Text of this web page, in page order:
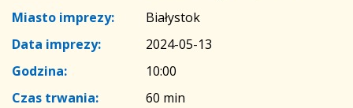
Miasto imprezy:
Białystok
Data imprezy:
2024-05-13
Godzina:
10:00
Czas trwania:
60 min